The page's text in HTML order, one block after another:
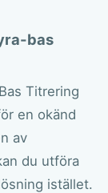
bas
Titrering
en okänd
av
du utföra
istället.